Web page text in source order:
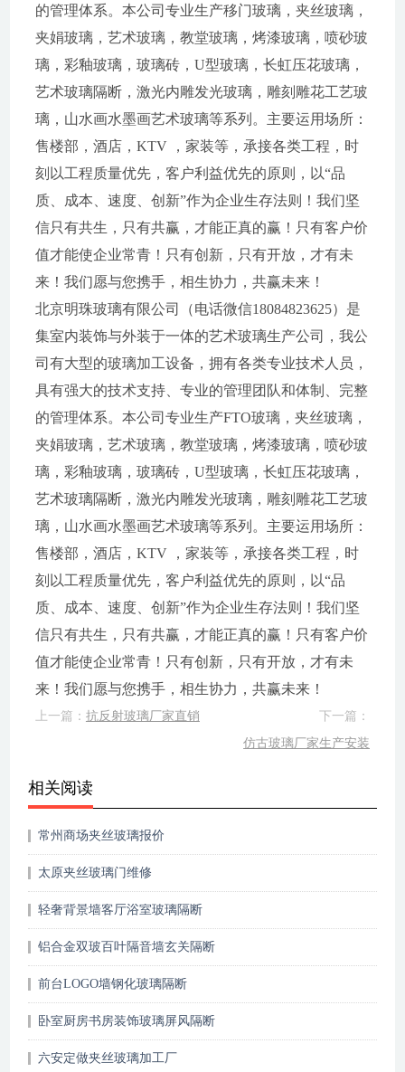
的管理体系。本公司专业生产移门玻璃，夹丝玻璃，
夹娟玻璃，艺术玻璃，教堂玻璃，烤漆玻璃，喷砂玻
璃，彩釉玻璃，玻璃砖，U型玻璃，长虹压花玻璃，
艺术玻璃隔断，激光内雕发光玻璃，雕刻雕花工艺玻
璃，山水画水墨画艺术玻璃等系列。主要运用场所：
售楼部，酒店，KTV ，家装等，承接各类工程，时
刻以工程质量优先，客户利益优先的原则，以“品
质、成本、速度、创新”作为企业生存法则！我们坚
信只有共生，只有共赢，才能正真的赢！只有客户价
值才能使企业常青！只有创新，只有开放，才有未
来！我们愿与您携手，相生协力，共赢未来！
北京明珠玻璃有限公司（电话微信18084823625）是
集室内装饰与外装于一体的艺术玻璃生产公司，我公
司有大型的玻璃加工设备，拥有各类专业技术人员，
具有强大的技术支持、专业的管理团队和体制、完整
的管理体系。本公司专业生产FTO玻璃，夹丝玻璃，
夹娟玻璃，艺术玻璃，教堂玻璃，烤漆玻璃，喷砂玻
璃，彩釉玻璃，玻璃砖，U型玻璃，长虹压花玻璃，
艺术玻璃隔断，激光内雕发光玻璃，雕刻雕花工艺玻
璃，山水画水墨画艺术玻璃等系列。主要运用场所：
售楼部，酒店，KTV ，家装等，承接各类工程，时
刻以工程质量优先，客户利益优先的原则，以“品
质、成本、速度、创新”作为企业生存法则！我们坚
信只有共生，只有共赢，才能正真的赢！只有客户价
值才能使企业常青！只有创新，只有开放，才有未
来！我们愿与您携手，相生协力，共赢未来！
上一篇： 抗反射玻璃厂家直销
下一篇：
仿古玻璃厂家生产安装
相关阅读
常州商场夹丝玻璃报价
太原夹丝玻璃门维修
轻奢背景墙客厅浴室玻璃隔断
铝合金双玻百叶隔音墙玄关隔断
前台LOGO墙钢化玻璃隔断
卧室厨房书房装饰玻璃屏风隔断
六安定做夹丝玻璃加工厂